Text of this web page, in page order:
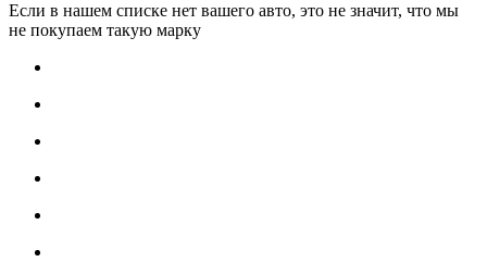
Если в нашем списке нет вашего авто, это не значит, что мы
не покупаем такую марку